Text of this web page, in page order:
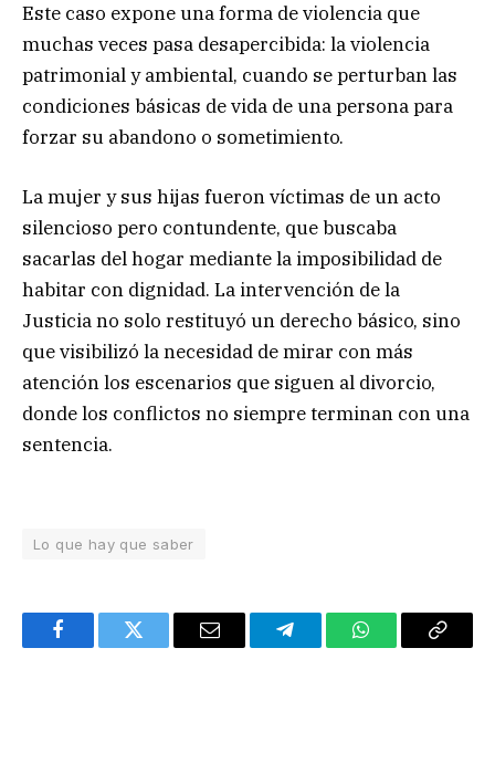
Este caso expone una forma de violencia que
muchas veces pasa desapercibida: la violencia
patrimonial y ambiental, cuando se perturban las
condiciones básicas de vida de una persona para
forzar su abandono o sometimiento.
La mujer y sus hijas fueron víctimas de un acto
silencioso pero contundente, que buscaba
sacarlas del hogar mediante la imposibilidad de
habitar con dignidad. La intervención de la
Justicia no solo restituyó un derecho básico, sino
que visibilizó la necesidad de mirar con más
atención los escenarios que siguen al divorcio,
donde los conflictos no siempre terminan con una
sentencia.
Lo que hay que saber
FacebookTwitter Email TelegramWhatsAppCopy